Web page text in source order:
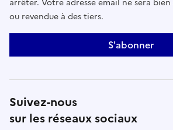
ou revendue à des tiers.
S'abonner
Suivez-nous
sur les réseaux sociaux